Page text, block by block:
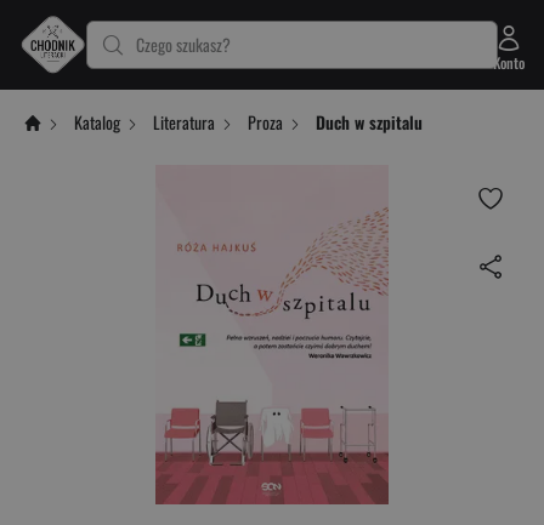
Czego szukasz?
Konto
Katalog Literatura Proza Duch w szpitalu